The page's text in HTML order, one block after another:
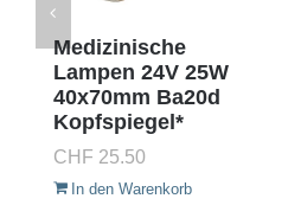
Medizinische
Lampen 24V 25W
40x70mm Ba20d
Kopfspiegel*
CHF 25.50
In den Warenkorb